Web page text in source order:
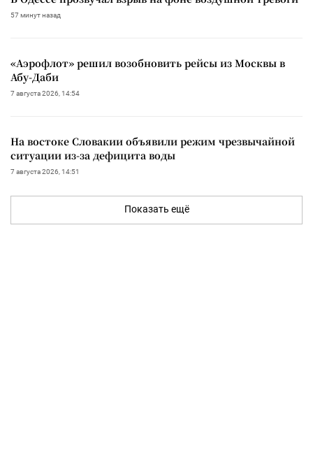
57 минут назад
«Аэрофлот» решил возобновить рейсы из Москвы в
Абу-Даби
7 августа 2026, 14:54
На востоке Словакии объявили режим чрезвычайной
ситуации из-за дефицита воды
7 августа 2026, 14:51
Показать ещё